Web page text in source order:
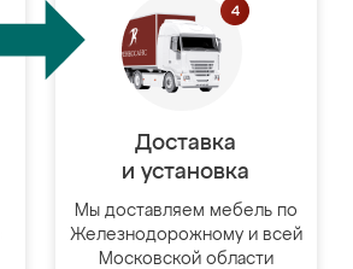
Доставка
и установка
Мы доставляем мебель по
Железнодорожному и всей
Московской области